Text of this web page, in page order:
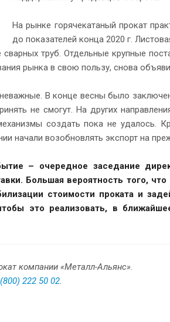
На рынке горячекатаный прокат
до показателей конца 2020 г.
сварных труб. Отдельные крупные
рынка в свою пользу, снова
В конце весны было
не смогут. На других
создать пока не удалось.
начали возобновлять экспорт на
– очередное заседание
Большая вероятность того,
стоимости проката и
это реализовать, в
компании «Металл-Альянс».
222 50 02.